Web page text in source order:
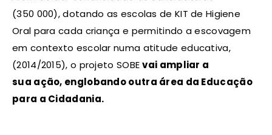
(350 000), dotando as escolas de KIT de Higiene
Oral para cada criança e permitindo a escovagem
em contexto escolar numa atitude educativa,
(2014/2015), o projeto SOBEvai ampliar a
sua ação, englobando outra área da Educação
para a Cidadania.